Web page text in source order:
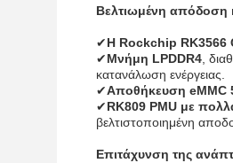
Βελτιωμένη απόδοση
✔Η Rockchip RK3566
✔Μνήμη LPDDR4 ,
κατανάλωση ενέργειας.
✔Αποθήκευση eMMC
✔RK809 PMU με
βελτιστοποιημένη
Επιτάχυνση της